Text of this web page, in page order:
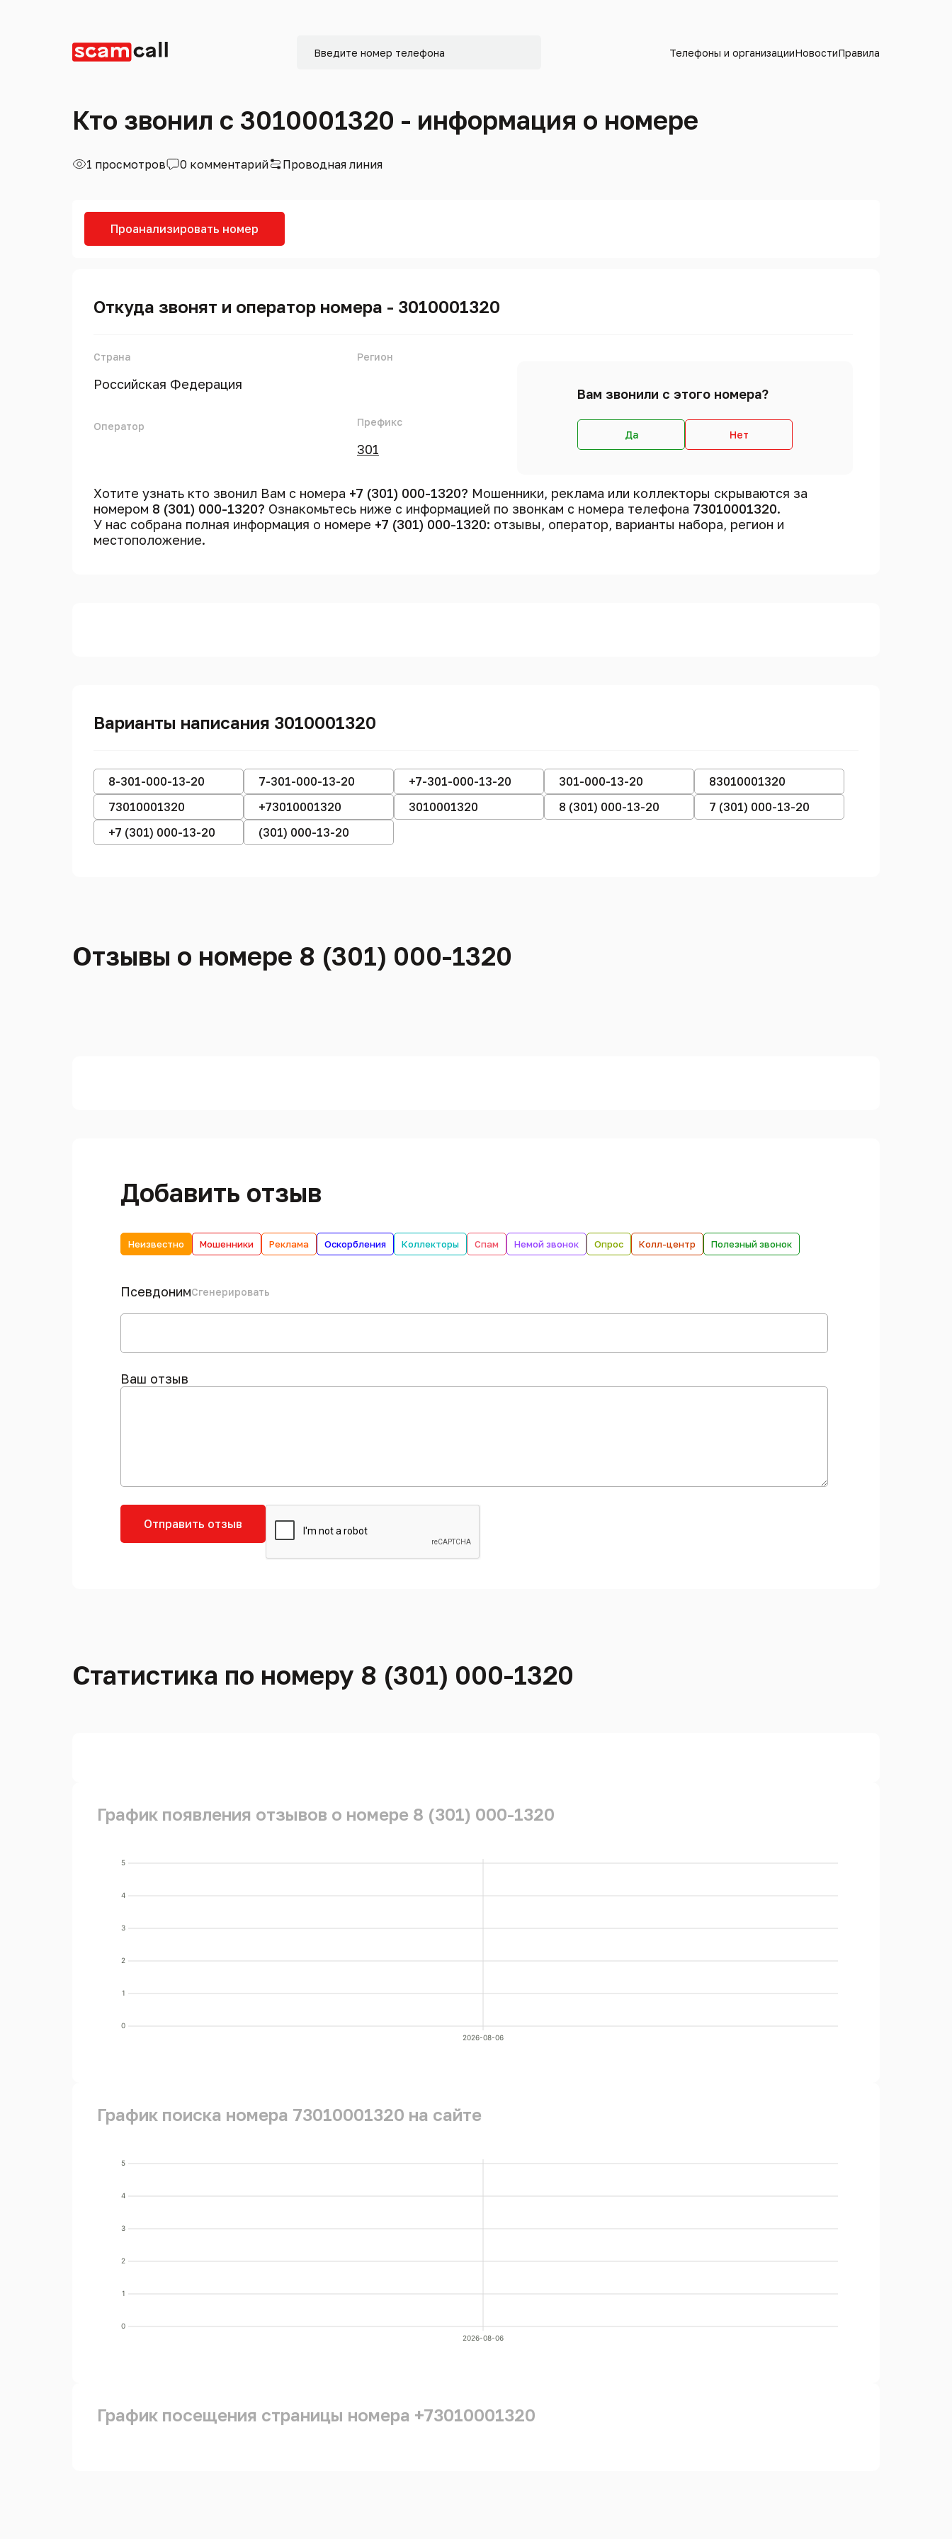
Телефоны и организацииНовостиПравила
Кто звонил с 3010001320 - информация о номере
1 просмотров 0 комментарий Проводная линия
Проанализировать номер
Откуда звонят и оператор номера - 3010001320
Страна
Российская Федерация
Оператор
Регион
Префикс
301
Вам звонили с этого номера?
Да Нет
Хотите узнать кто звонил Вам с номера +7 (301) 000-1320? Мошенники, реклама или коллекторы скрываются за
номером 8 (301) 000-1320? Ознакомьтесь ниже с информацией по звонкам с номера телефона 73010001320.
У нас собрана полная информация о номере +7 (301) 000-1320: отзывы, оператор, варианты набора, регион и
местоположение.
Варианты написания 3010001320
8-301-000-13-20 7-301-000-13-20 +7-301-000-13-20 301-000-13-20
83010001320
73010001320
+73010001320 3010001320 8 (301) 000-13-20
7 (301) 000-13-20
+7 (301) 000-13-20
(301) 000-13-20
Отзывы о номере 8 (301) 000-1320
Добавить отзыв
Неизвестно Мошенники Реклама Оскорбления Коллекторы Спам Немой звонок Опрос Колл-центр Полезный звонок
ПсевдонимСгенерировать
Ваш отзыв
Отправить отзыв
Статистика по номеру 8 (301) 000-1320
График появления отзывов о номере 8 (301) 000-1320
0
1
2
3
4
5
2026-08-06
График поиска номера 73010001320 на сайте
0
1
2
3
4
5
2026-08-06
График посещения страницы номера +73010001320